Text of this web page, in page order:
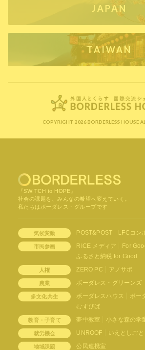
JAPAN
TAIWAN
COPYRIGHT 2026 BORDERLESS HOUSE
『SWITCH to HOPE』
社会の課題を、みんなの希望へ変えていく。
私たちはボーダレス・グループです
気候変動 POST&POST LFCコン
市民参画 RICE メディア
For
ふるさと納税 for Good
人権 ZERO PC アノサポ
農業 ボーダレス・グリーンズ
多文化共生 ボーダレスハウス
ボー
むすびば
教育・子育て 夢中教室 小さな森の学
就労機会 UNROOF いえとしごと
地域課題 公民連携室